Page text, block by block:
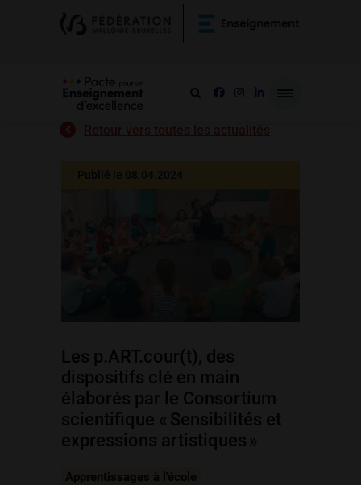
Publié le 08.04.2024
Les p.ART.cour(t), des
dispositifs clé en main
élaborés par le Consortium
scientifique « Sensibilités et
expressions artistiques »
Apprentissages à l'école